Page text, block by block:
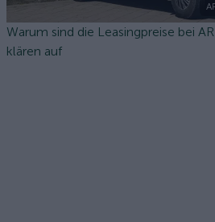
Warum sind die Leasingpreise bei
klären auf